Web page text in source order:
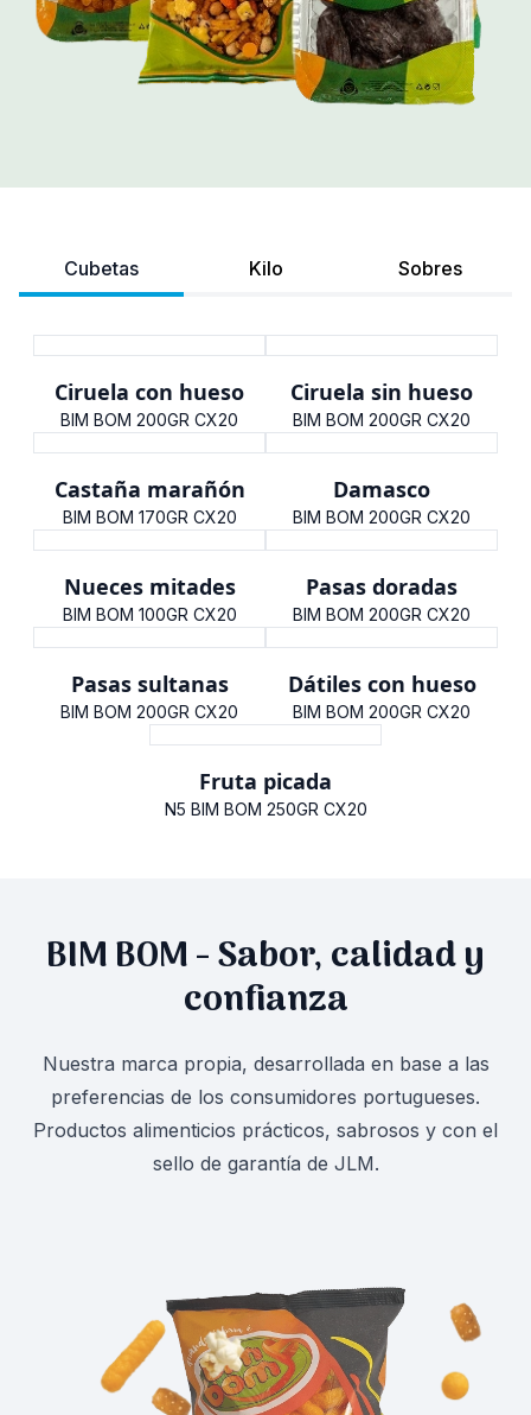
Cubetas Kilo Sobres
Ciruela con hueso
BIM BOM 200GR CX20
Ciruela sin hueso
BIM BOM 200GR CX20
Castaña marañón
BIM BOM 170GR CX20
Damasco
BIM BOM 200GR CX20
Nueces mitades
BIM BOM 100GR CX20
Pasas doradas
BIM BOM 200GR CX20
Pasas sultanas
BIM BOM 200GR CX20
Dátiles con hueso
BIM BOM 200GR CX20
Fruta picada
N5 BIM BOM 250GR CX20
BIM BOM - Sabor, calidad y
confianza
Nuestra marca propia, desarrollada en base a las
preferencias de los consumidores portugueses.
Productos alimenticios prácticos, sabrosos y con el
sello de garantía de JLM.